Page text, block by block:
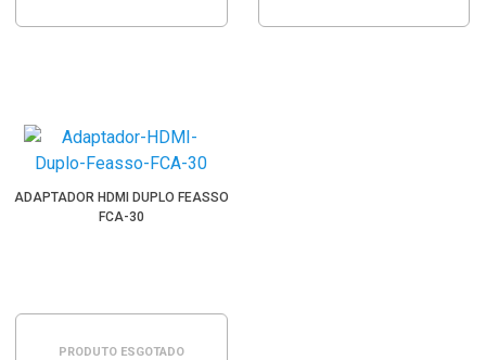
ADAPTADOR HDMI DUPLO FEASSO
FCA-30
PRODUTO ESGOTADO